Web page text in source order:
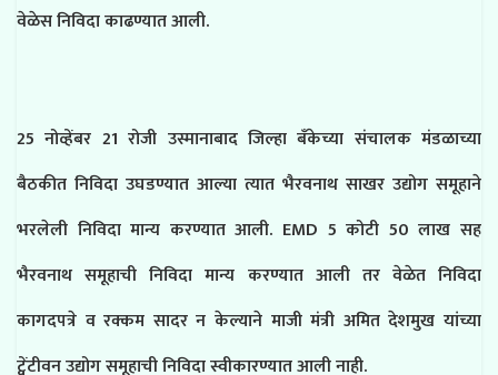
वेळेस निविदा काढण्यात आली.
25 नोव्हेंबर 21 रोजी उस्मानाबाद जिल्हा बँकेच्या संचालक मंडळाच्या
बैठकीत निविदा उघडण्यात आल्या त्यात भैरवनाथ साखर उद्योग समूहाने
भरलेली निविदा मान्य करण्यात आली. EMD 5 कोटी 50 लाख सह
भैरवनाथ समूहाची निविदा मान्य करण्यात आली तर वेळेत निविदा
कागदपत्रे व रक्कम सादर न केल्याने माजी मंत्री अमित देशमुख यांच्या
ट्वेंटीवन उद्योग समूहाची निविदा स्वीकारण्यात आली नाही.